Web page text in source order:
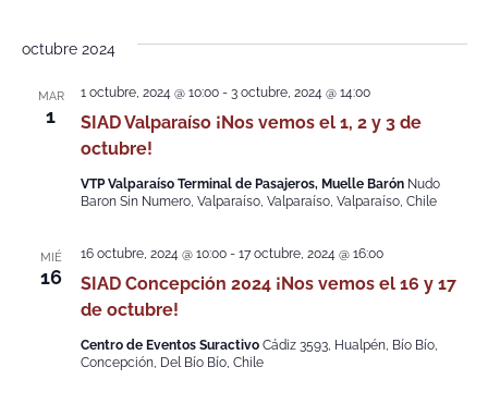
octubre 2024
MAR
1
SIAD Valparaíso ¡Nos vemos el 1, 2 y 3 de
octubre!
1 octubre, 2024 @ 10:00- 3 octubre, 2024 @ 14:00
VTP Valparaíso Terminal de Pasajeros, Muelle Barón Nudo
Baron Sin Numero, Valparaíso, Valparaíso, Valparaíso, Chile
MIÉ
16
SIAD Concepción 2024 ¡Nos vemos el 16 y 17
de octubre!
16 octubre, 2024 @ 10:00- 17 octubre, 2024 @ 16:00
Centro de Eventos Suractivo Cádiz 3593, Hualpén, Bío Bío,
Concepción, Del Bío Bío, Chile